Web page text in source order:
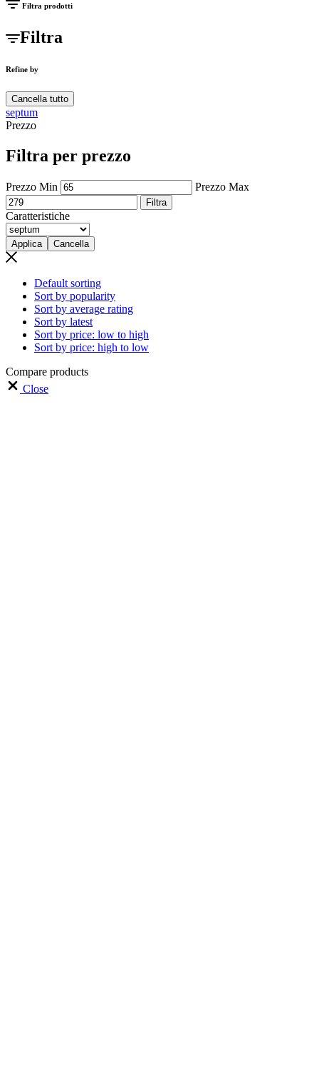
Filtra prodotti
Filtra
Refine by
Cancella tutto
septum
Prezzo
Filtra per prezzo
Prezzo Min Prezzo Max
Filtra
Caratteristiche
Applica Cancella
Default sorting
Sort by popularity
Sort by average rating
Sort by latest
Sort by price: low to high
Sort by price: high to low
Compare products
Close